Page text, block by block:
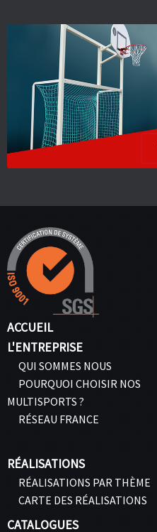
ACCUEIL
L'ENTREPRISE
QUI SOMMES NOUS
POURQUOI CHOISIR NOS
MULTISPORTS ?
RÉSEAU FRANCE
RÉALISATIONS
RÉALISATIONS PAR THÈME
CARTE DES RÉALISATIONS
CATALOGUES